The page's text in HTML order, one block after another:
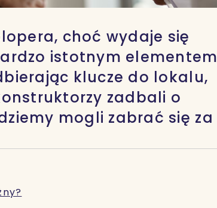
choć wydaje się
istotnym elementem
klucze do lokalu,
zadbali o
mogli zabrać się za